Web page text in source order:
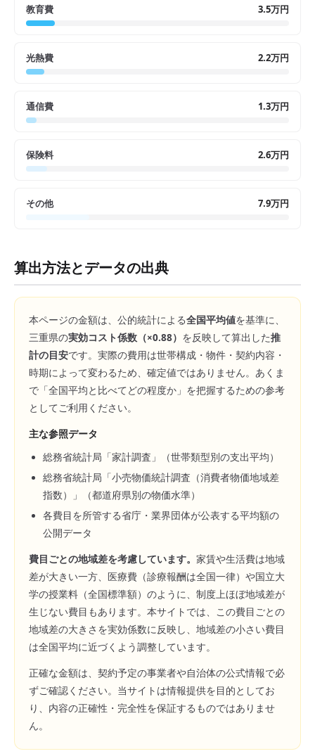
教育費 3.5万円
光熱費 2.2万円
通信費 1.3万円
保険料 2.6万円
その他 7.9万円
算出方法とデータの出典
本ページの金額は、公的統計による全国平均値を基準に、
三重県の実効コスト係数（×0.88） を反映して算出した推
計の目安です。実際の費用は世帯構成・物件・契約内容・
時期によって変わるため、確定値ではありません。あくま
で「全国平均と比べてどの程度か」を把握するための参考
としてご利用ください。
主な参照データ
総務省統計局「家計調査」（世帯類型別の支出平均）
総務省統計局「小売物価統計調査（消費者物価地域差
指数）」（都道府県別の物価水準）
各費目を所管する省庁・業界団体が公表する平均額の
公開データ
費目ごとの地域差を考慮しています。 家賃や生活費は地域
差が大きい一方、医療費（診療報酬は全国一律）や国立大
学の授業料（全国標準額）のように、制度上ほぼ地域差が
生じない費目もあります。本サイトでは、この費目ごとの
地域差の大きさを実効係数に反映し、地域差の小さい費目
は全国平均に近づくよう調整しています。
正確な金額は、契約予定の事業者や自治体の公式情報で必
ずご確認ください。当サイトは情報提供を目的としてお
り、内容の正確性・完全性を保証するものではありませ
ん。